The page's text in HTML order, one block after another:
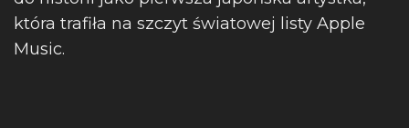
która trafiła na szczyt światowej listy Apple
Music.